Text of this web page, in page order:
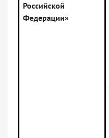
Российской
Федерации»